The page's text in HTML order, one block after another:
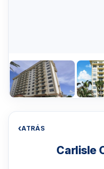
‹ATRÁS
Carlisle